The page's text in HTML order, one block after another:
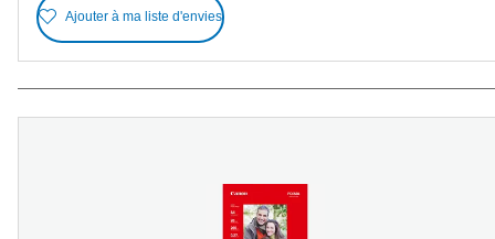
Ajouter à ma liste d'envies